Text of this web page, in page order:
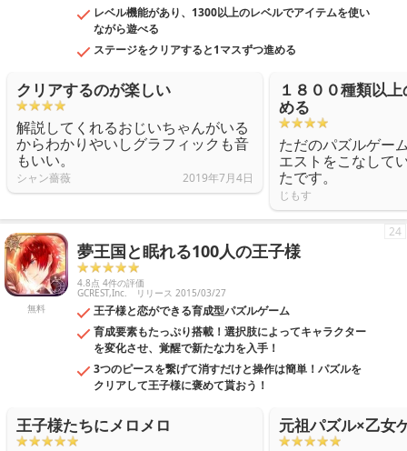
レベル機能があり、1300以上のレベルでアイテムを使い
ながら遊べる
ステージをクリアすると1マスずつ進める
クリアするのが楽しい
解説してくれるおじいちゃんがいる
からわかりやいしグラフィックも音
もいい。
シャン薔薇 2019年7月4日
１８００種類以
める
ただのパズルゲー
エストをこなして
たです。
じもす
無料
夢王国と眠れる100人の王子様
4.8点 4件の評価
GCREST,Inc. リリース 2015/03/27
王子様と恋ができる育成型パズルゲーム
育成要素もたっぷり搭載！選択肢によってキャラクター
を変化させ、覚醒で新たな力を入手！
3つのピースを繋げて消すだけと操作は簡単！パズルを
クリアして王子様に褒めて貰おう！
24
王子様たちにメロメロ 元祖パズル×乙女